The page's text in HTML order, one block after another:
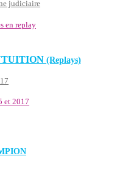
judiciaire
en replay
(Replays)
et 2017